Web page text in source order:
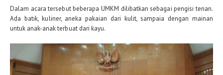
Dalam acara tersebut beberapa UMKM dilibatkan sebagai pengisi tenan.
Ada batik, kuliner, aneka pakaian dari kulit, sampaia dengan mainan
untuk anak-anak terbuat dari kayu.